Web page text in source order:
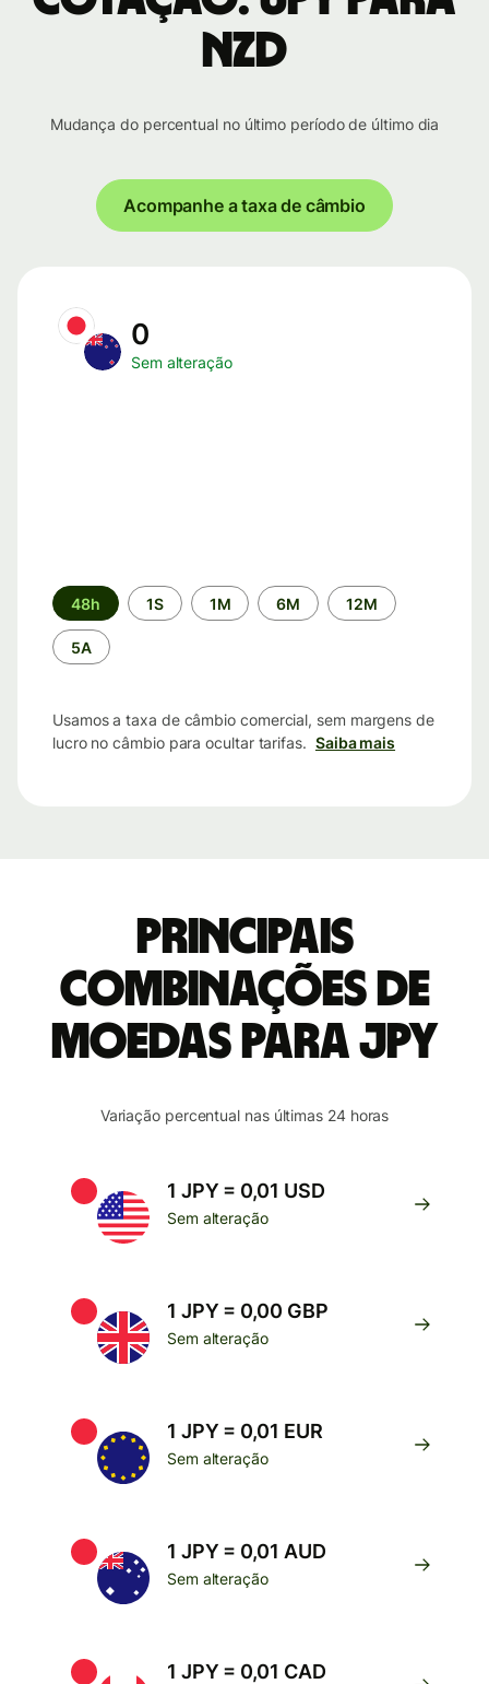
NZD
Mudança do percentual no último período de último dia
Acompanhe a taxa de câmbio
0
Sem alteração
Período
de
tempo
48h 1S 1M 6M 12M
5A
Usamos a taxa de câmbio comercial, sem margens de
lucro no câmbio para ocultar tarifas. Saiba mais
Principais
combinações de
moedas para JPY
Variação percentual nas últimas 24 horas
1 JPY = 0,01 USD
Sem alteração
1 JPY = 0,00 GBP
Sem alteração
1 JPY = 0,01 EUR
Sem alteração
1 JPY = 0,01 AUD
Sem alteração
1 JPY = 0,01 CAD